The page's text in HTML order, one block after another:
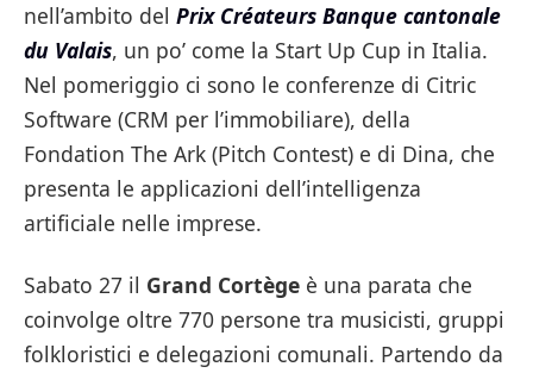
nell’ambito del Prix Créateurs Banque cantonale
du Valais, un po’ come la Start Up Cup in Italia.
Nel pomeriggio ci sono le conferenze di Citric
Software (CRM per l’immobiliare), della
Fondation The Ark (Pitch Contest) e di Dina, che
presenta le applicazioni dell’intelligenza
artificiale nelle imprese.
Sabato 27 il Grand Cortège è una parata che
coinvolge oltre 770 persone tra musicisti, gruppi
folkloristici e delegazioni comunali. Partendo da